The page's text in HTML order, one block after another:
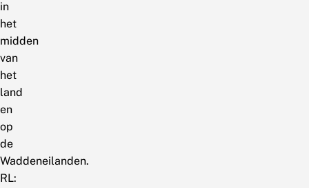
in
het
midden
van
het
land
en
op
de
Waddeneilanden.
RL: